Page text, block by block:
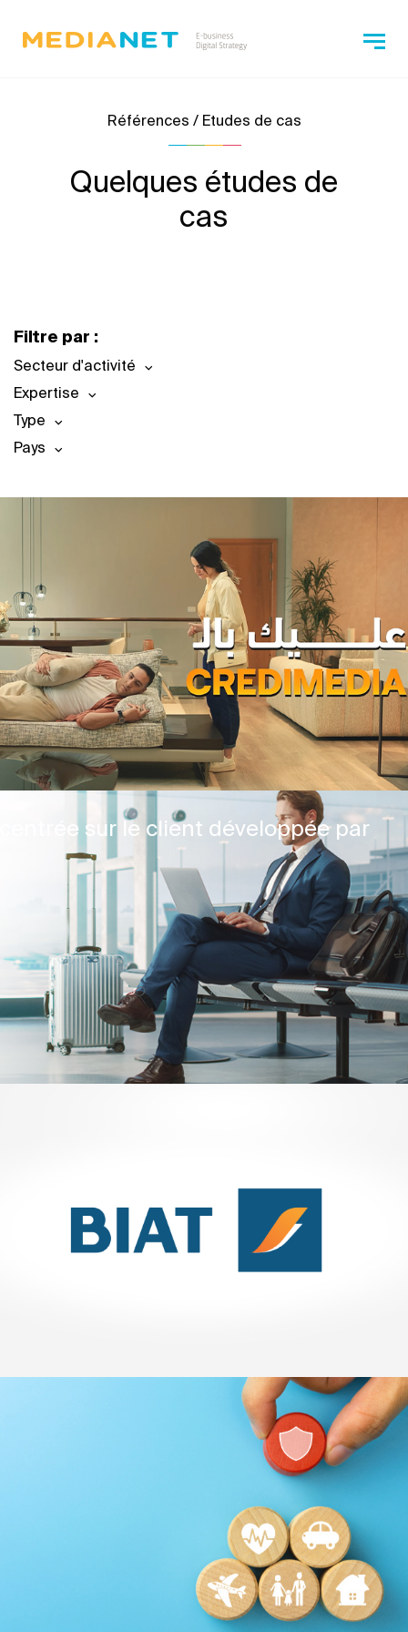
Références / Etudes de cas
Quelques études de
cas
Filtre par :
Secteur d'activité
Expertise
Type
Pays
sur le client développée par